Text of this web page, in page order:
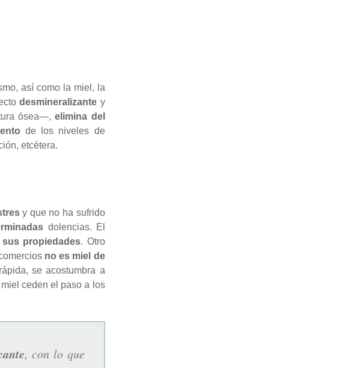
así como la miel, la
desmineralizante y
ósea—,elimina del
de los niveles de
etcétera.
y que no ha sufrido
dolencias. El
sus propiedades. Otro
no es miel de
se acostumbra a
ceden el paso a los
, con lo que